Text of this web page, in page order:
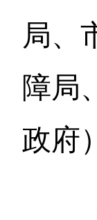
局、
障局
政府）